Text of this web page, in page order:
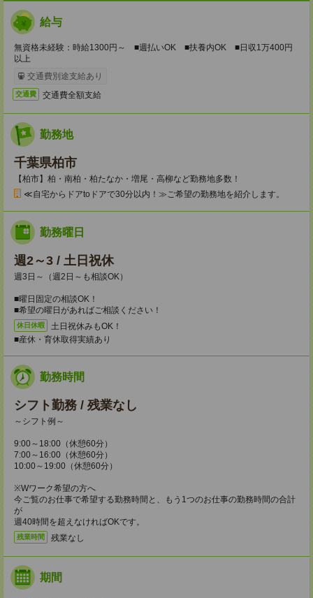
給与
無資格未経験：時給1300円～ ■週払いOK ■扶養内OK ■日収1万400円
以上
交通費別途支給あり
交通費 交通費全額支給
勤務地
千葉県柏市
【柏市】柏・南柏・柏たなか・増尾・高柳など勤務地多数！
≪自宅からドアtoドアで30分以内！≫ご希望の勤務地を紹介します。
勤務曜日
週2～3 / 土日祝休
週3日～（週2日～も相談OK）
■曜日固定の相談OK！
■希望の曜日があればご相談ください！
休日休暇
土日祝休みもOK！
■産休・育休取得実績あり
勤務時間
シフト勤務 / 残業なし
～シフト例～
9:00～18:00（休憩60分）
7:00～16:00（休憩60分）
10:00～19:00（休憩60分）
※Wワーク希望の方へ
今ご覧のお仕事で希望する勤務時間と、もう1つのお仕事の勤務時間の合計
が
週40時間を超えなければOKです。
残業時間 残業なし
期間